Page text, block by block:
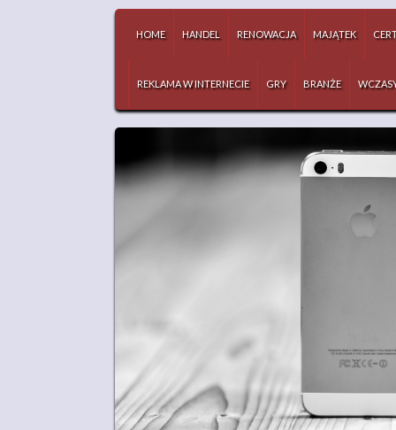
HOME HANDEL RENOWACJA MAJĄTEK
REKLAMA W INTERNECIE GRY BRANŻE